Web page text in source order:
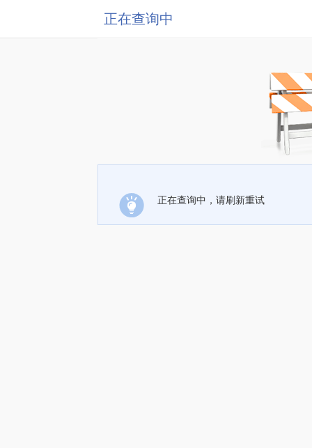
正在查询中
正在查询中，请刷新重试